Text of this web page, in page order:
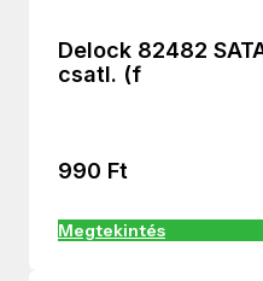
Delock 82482
csatl. (f
990 Ft
Megtekintés